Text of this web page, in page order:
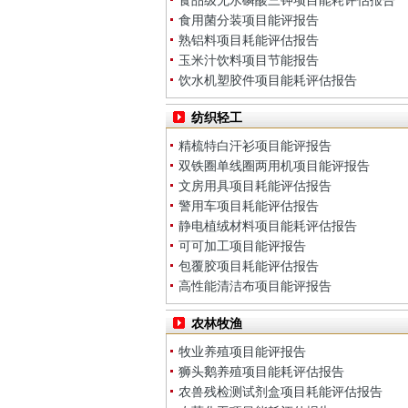
食用菌分装项目能评报告
熟铝料项目耗能评估报告
玉米汁饮料项目节能报告
饮水机塑胶件项目能耗评估报告
纺织轻工
精梳特白汗衫项目能评报告
双铁圈单线圈两用机项目能评报告
文房用具项目耗能评估报告
警用车项目耗能评估报告
静电植绒材料项目能耗评估报告
可可加工项目能评报告
包覆胶项目耗能评估报告
高性能清洁布项目能评报告
农林牧渔
牧业养殖项目能评报告
狮头鹅养殖项目能耗评估报告
农兽残检测试剂盒项目耗能评估报告